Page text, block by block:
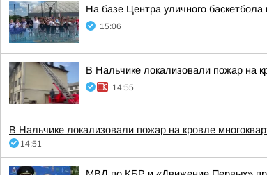
На базе Центра уличного
15:06
В Нальчике локализовали пожар на
14:55
В Нальчике локализовали пожар на кровле
14:51